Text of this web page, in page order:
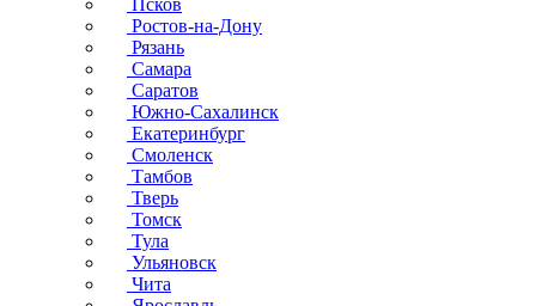
Псков
Ростов-на-Дону
Рязань
Самара
Саратов
Южно-Сахалинск
Екатеринбург
Смоленск
Тамбов
Тверь
Томск
Тула
Ульяновск
Чита